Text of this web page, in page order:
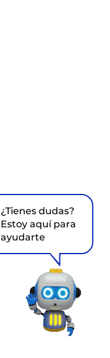
¿Tienes dudas?
Estoy aquí para
ayudarte